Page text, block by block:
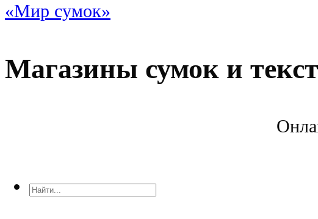
«Мир сумок»
Магазины сумок и